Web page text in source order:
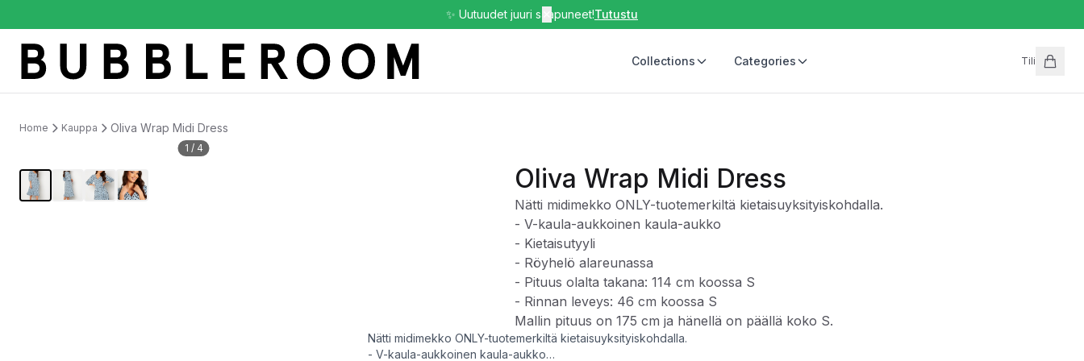
✨ Uutuudet juuri saapuneet!Tutustu
Collections Categories Tili
Home Kauppa Oliva Wrap Midi Dress
1 / 4
Oliva Wrap Midi Dress
Nätti midimekko ONLY-tuotemerkiltä kietaisuyksityiskohdalla.
- V-kaula-aukkoinen kaula-aukko
- Kietaisutyyli
- Röyhelö alareunassa
- Pituus olalta takana: 114 cm koossa S
- Rinnan leveys: 46 cm koossa S
Mallin pituus on 175 cm ja hänellä on päällä koko S.
Nätti midimekko ONLY-tuotemerkiltä kietaisuyksityiskohdalla.
- V-kaula-aukkoinen kaula-aukko